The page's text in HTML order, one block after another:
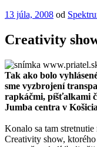
Publikované
13 júla, 2008 od
Creativity
Tak ako bolo
sme vyzbrojení
rapkáčmi, píšťalkami
Jumba centra v
Konalo sa tam
Creativity show,